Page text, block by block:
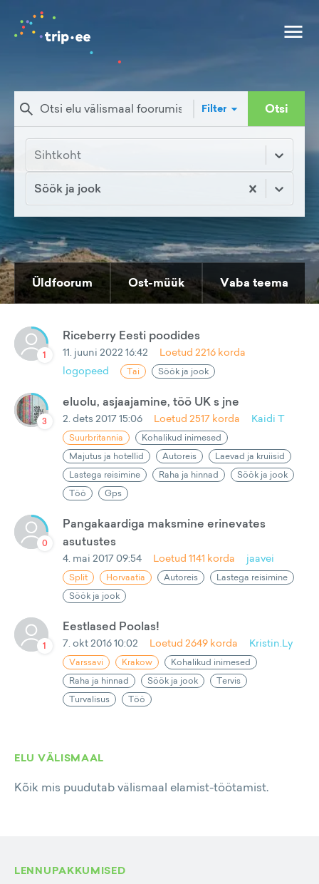
Filter Otsi
Sihtkoht
Söök ja jook
Üldfoorum Ost-müük Vaba teema
1
Riceberry Eesti poodides
11. juuni 2022 16:42 Loetud 2216 korda
logopeed
Tai Söök ja jook
3
eluolu, asjaajamine, töö UK s jne
2. dets 2017 15:06 Loetud 2517 korda Kaidi T
Suurbritannia
Kohalikud inimesed
Majutus ja hotellid
Autoreis
Laevad ja kruiisid
Lastega reisimine
Raha ja hinnad
Söök ja jook
Töö
Gps
0
Pangakaardiga maksmine erinevates
asutustes
4. mai 2017 09:54 Loetud 1141 korda jaavei
Split Horvaatia Autoreis
Lastega reisimine
Söök ja jook
1
Eestlased Poolas!
7. okt 2016 10:02 Loetud 2649 korda Kristin.Ly
Varssavi Krakow
Kohalikud inimesed
Raha ja hinnad
Söök ja jook
Tervis
Turvalisus
Töö
ELU VÄLISMAAL
Kõik mis puudutab välismaal elamist-töötamist.
LENNUPAKKUMISED